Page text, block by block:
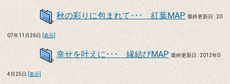
秋の彩りに包まれて･･･ 紅葉MAP 最終更新日 : 20
07年11月26日 [表示]
幸せを叶えに･･･ 縁結びMAP 最終更新日 : 2012年0
4月25日 [表示]